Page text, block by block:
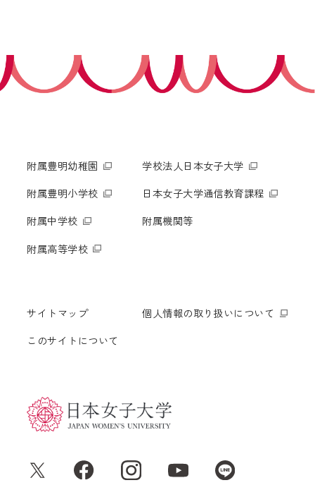
附属豊明幼稚園
附属豊明小学校
附属中学校
附属高等学校
学校法人日本女子大学
日本女子大学通信教育課程
附属機関等
サイトマップ
このサイトについて
個人情報の取り扱いについて